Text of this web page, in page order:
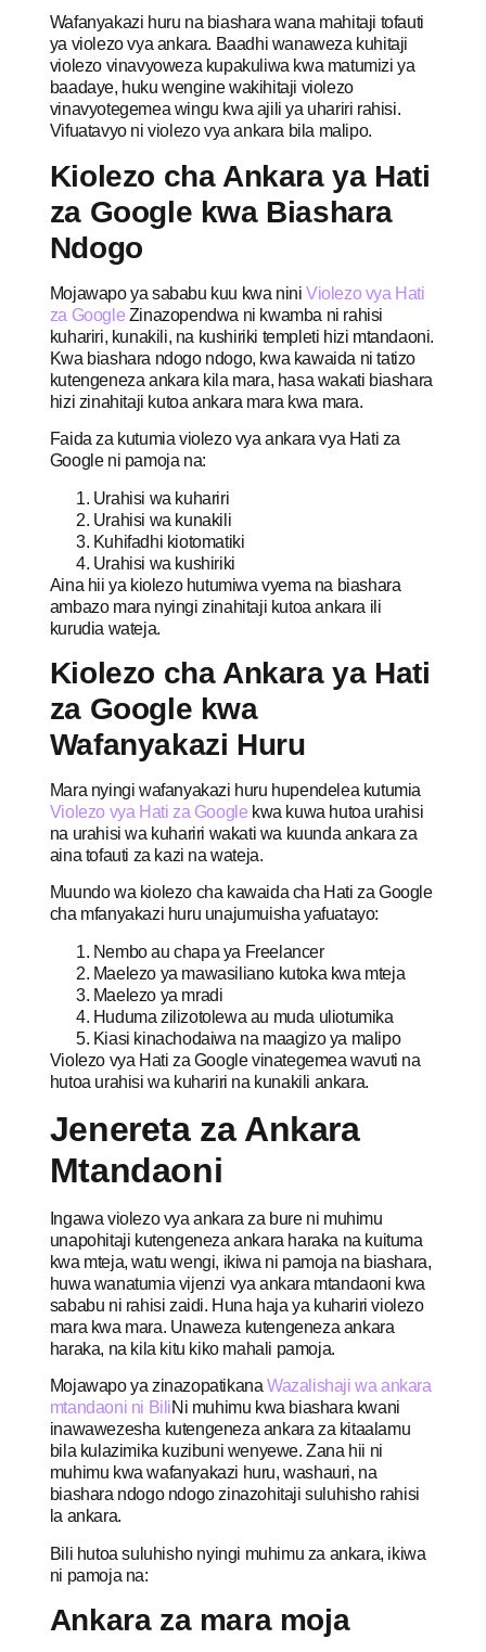
Wafanyakazi huru na biashara wana mahitaji tofauti
ya violezo vya ankara. Baadhi wanaweza kuhitaji
violezo vinavyoweza kupakuliwa kwa matumizi ya
baadaye, huku wengine wakihitaji violezo
vinavyotegemea wingu kwa ajili ya uhariri rahisi.
Vifuatavyo ni violezo vya ankara bila malipo.
Kiolezo cha Ankara ya Hati
za Google kwa Biashara
Ndogo
Mojawapo ya sababu kuu kwa niniViolezo vya Hati
za Google Zinazopendwa ni kwamba ni rahisi
kuhariri, kunakili, na kushiriki templeti hizi mtandaoni.
Kwa biashara ndogo ndogo, kwa kawaida ni tatizo
kutengeneza ankara kila mara, hasa wakati biashara
hizi zinahitaji kutoa ankara mara kwa mara.
Faida za kutumia violezo vya ankara vya Hati za
Google ni pamoja na:
Urahisi wa kuhariri
Urahisi wa kunakili
Kuhifadhi kiotomatiki
Urahisi wa kushiriki
Aina hii ya kiolezo hutumiwa vyema na biashara
ambazo mara nyingi zinahitaji kutoa ankara ili
kurudia wateja.
Kiolezo cha Ankara ya Hati
za Google kwa
Wafanyakazi Huru
Mara nyingi wafanyakazi huru hupendelea kutumia
Violezo vya Hati za Google kwa kuwa hutoa urahisi
na urahisi wa kuhariri wakati wa kuunda ankara za
aina tofauti za kazi na wateja.
Muundo wa kiolezo cha kawaida cha Hati za Google
cha mfanyakazi huru unajumuisha yafuatayo:
Nembo au chapa ya Freelancer
Maelezo ya mawasiliano kutoka kwa mteja
Maelezo ya mradi
Huduma zilizotolewa au muda uliotumika
Kiasi kinachodaiwa na maagizo ya malipo
Violezo vya Hati za Google vinategemea wavuti na
hutoa urahisi wa kuhariri na kunakili ankara.
Jenereta za Ankara
Mtandaoni
Ingawa violezo vya ankara za bure ni muhimu
unapohitaji kutengeneza ankara haraka na kuituma
kwa mteja, watu wengi, ikiwa ni pamoja na biashara,
huwa wanatumia vijenzi vya ankara mtandaoni kwa
sababu ni rahisi zaidi. Huna haja ya kuhariri violezo
mara kwa mara. Unaweza kutengeneza ankara
haraka, na kila kitu kiko mahali pamoja.
Mojawapo ya zinazopatikanaWazalishaji wa ankara
mtandaoni ni BiliNi muhimu kwa biashara kwani
inawawezesha kutengeneza ankara za kitaalamu
bila kulazimika kuzibuni wenyewe. Zana hii ni
muhimu kwa wafanyakazi huru, washauri, na
biashara ndogo ndogo zinazohitaji suluhisho rahisi
la ankara.
Bili hutoa suluhisho nyingi muhimu za ankara, ikiwa
ni pamoja na:
Ankara za mara moja